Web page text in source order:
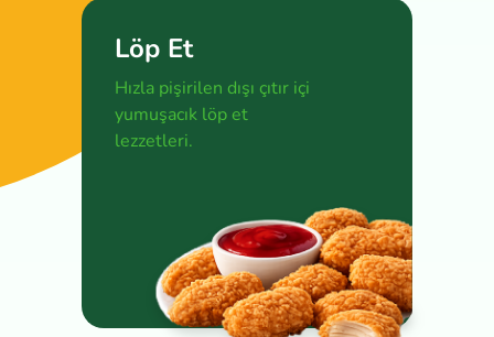
Löp Et
Hızla pişirilen dışı çıtır içi
yumuşacık löp et
lezzetleri.